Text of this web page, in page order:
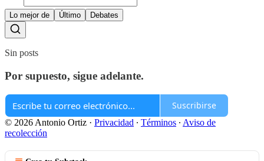
Lo mejor de Último Debates
Sin posts
Por supuesto, sigue adelante.
Suscribirse
© 2026 Antonio Ortiz · Privacidad ∙ Términos ∙ Aviso de
recolección